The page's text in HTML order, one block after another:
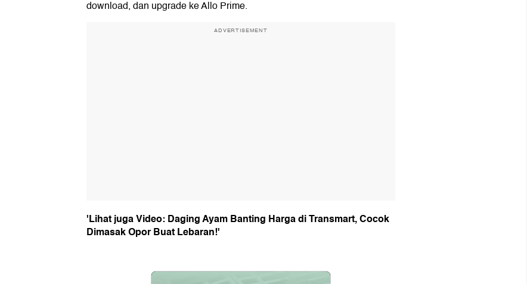
download, dan upgrade ke Allo Prime.
ADVERTISEMENT
'Lihat juga Video: Daging Ayam Banting Harga di Transmart, Cocok
Dimasak Opor Buat Lebaran!'